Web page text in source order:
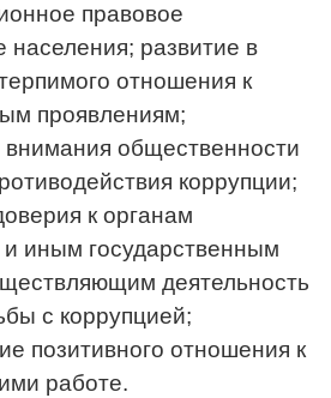
правовое
населения; развитие в
отношения к
проявлениям;
внимания общественности
коррупции;
к органам
и иным государственным
деятельность
с коррупцией;
позитивного отношения к
работе.